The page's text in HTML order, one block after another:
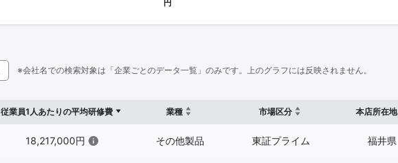
※会社名での検索対象は「企業ごとのデータ一覧」のみです。上のグラフには反映されません。
従業員1人あたりの平均研修費 業種 市場区分 本店所在地
18,217,000円 その他製品 東証プライム 福井県